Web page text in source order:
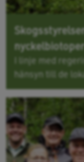
I linje med
hänsyn till de